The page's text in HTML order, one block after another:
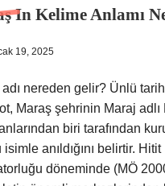
In Kelime Anlamı
19, 2025
adı nereden gelir? Ünlü
Maraş şehrinin Maraj adlı
biri tarafından
anıldığını belirtir. Hitit
döneminde (MÖ